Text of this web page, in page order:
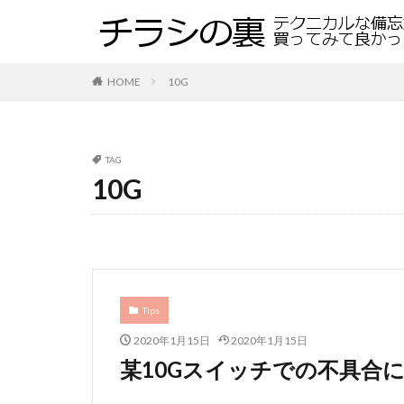
HOME 10G
TAG
10G
Tips
2020年1月15日 2020年1月15日
某10Gスイッチでの不具合